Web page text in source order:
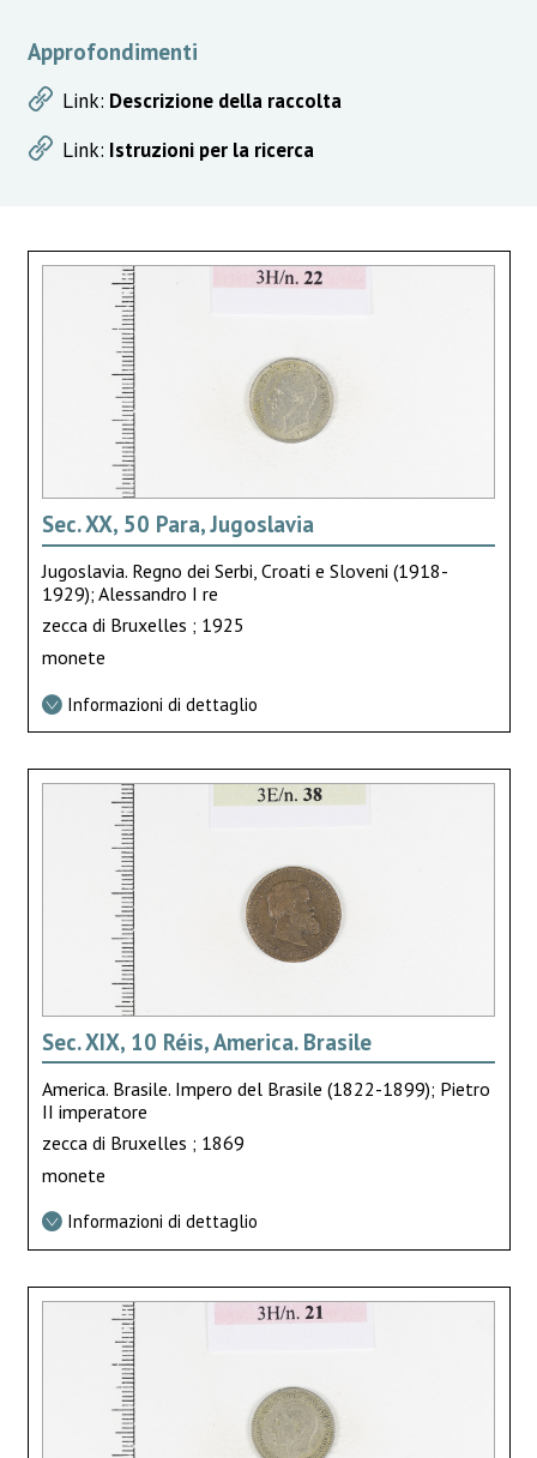
Approfondimenti
Link: Descrizione della raccolta
Link: Istruzioni per la ricerca
Sec. XX, 50 Para, Jugoslavia
Jugoslavia. Regno dei Serbi, Croati e Sloveni (1918-
1929); Alessandro I re
zecca di Bruxelles ; 1925
monete
Informazioni di dettaglio
Sec. XIX, 10 Réis, America. Brasile
America. Brasile. Impero del Brasile (1822-1899); Pietro
II imperatore
zecca di Bruxelles ; 1869
monete
Informazioni di dettaglio